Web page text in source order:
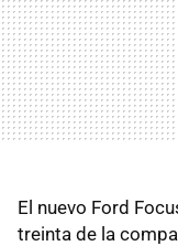
El nuevo Ford
treinta de la